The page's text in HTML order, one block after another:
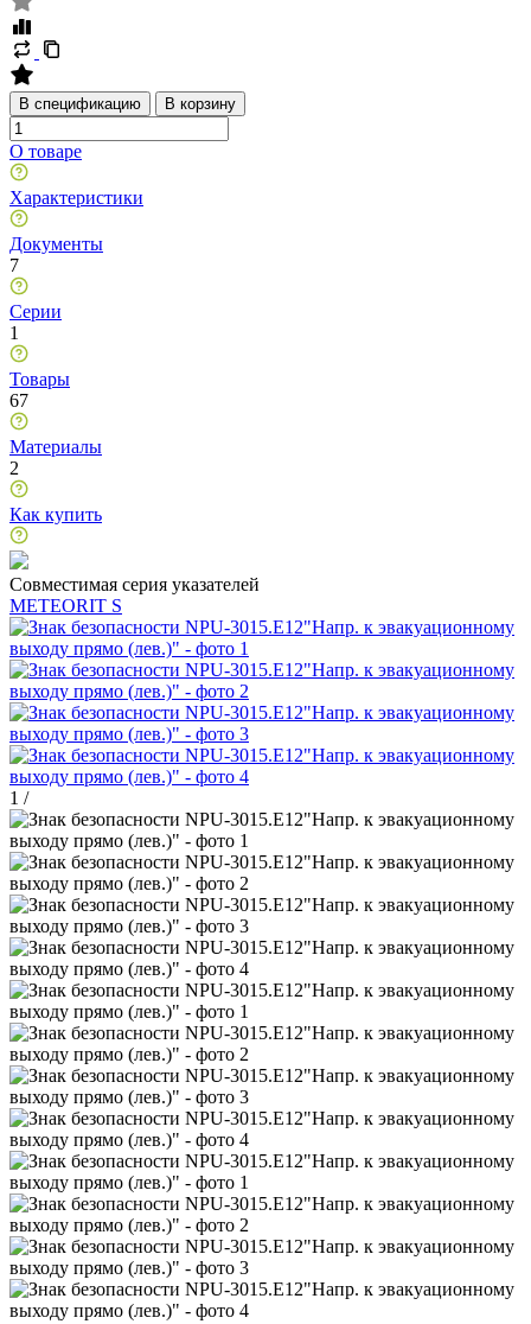
В спецификацию В корзину
О товаре
Характеристики
Документы
7
Серии
1
Товары
67
Материалы
2
Как купить
Совместимая серия указателей
METEORIT S
1 /